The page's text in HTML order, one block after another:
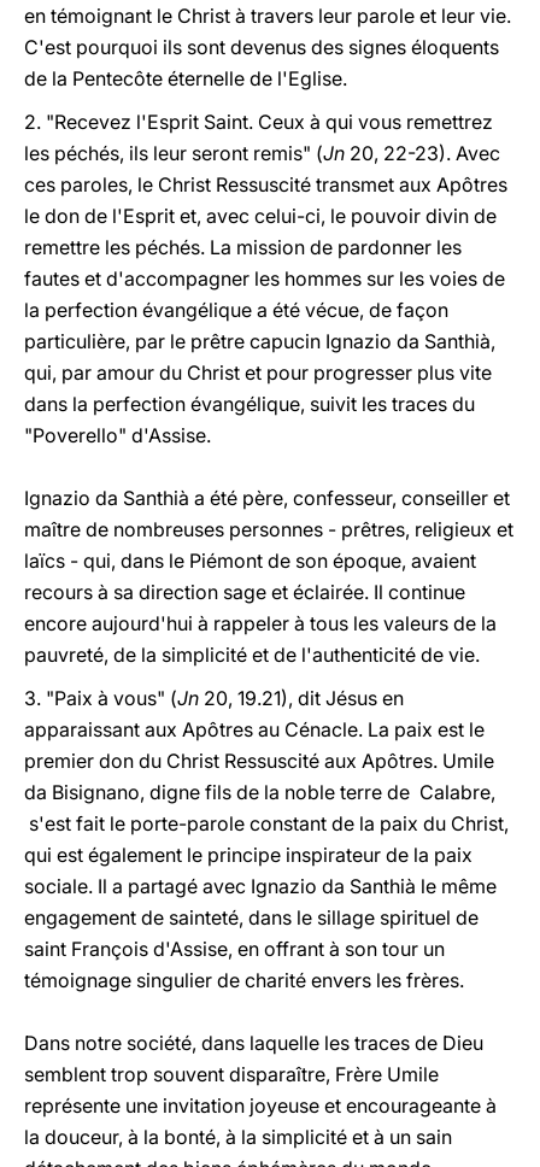
en témoignant le Christ à travers leur parole et leur vie.
C'est pourquoi ils sont devenus des signes éloquents
de la Pentecôte éternelle de l'Eglise.
2. "Recevez l'Esprit Saint. Ceux à qui vous remettrez
les péchés, ils leur seront remis" (Jn 20, 22-23). Avec
ces paroles, le Christ Ressuscité transmet aux Apôtres
le don de l'Esprit et, avec celui-ci, le pouvoir divin de
remettre les péchés. La mission de pardonner les
fautes et d'accompagner les hommes sur les voies de
la perfection évangélique a été vécue, de façon
particulière, par le prêtre capucin Ignazio da Santhià,
qui, par amour du Christ et pour progresser plus vite
dans la perfection évangélique, suivit les traces du
"Poverello" d'Assise.
Ignazio da Santhià a été père, confesseur, conseiller et
maître de nombreuses personnes - prêtres, religieux et
laïcs - qui, dans le Piémont de son époque, avaient
recours à sa direction sage et éclairée. Il continue
encore aujourd'hui à rappeler à tous les valeurs de la
pauvreté, de la simplicité et de l'authenticité de vie.
3. "Paix à vous" (Jn 20, 19.21), dit Jésus en
apparaissant aux Apôtres au Cénacle. La paix est le
premier don du Christ Ressuscité aux Apôtres. Umile
da Bisignano, digne fils de la noble terre de Calabre,
s'est fait le porte-parole constant de la paix du Christ,
qui est également le principe inspirateur de la paix
sociale. Il a partagé avec Ignazio da Santhià le même
engagement de sainteté, dans le sillage spirituel de
saint François d'Assise, en offrant à son tour un
témoignage singulier de charité envers les frères.
Dans notre société, dans laquelle les traces de Dieu
semblent trop souvent disparaître, Frère Umile
représente une invitation joyeuse et encourageante à
la douceur, à la bonté, à la simplicité et à un sain